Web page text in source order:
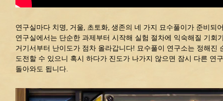
연구실마다 치명, 거울, 초토화, 생존의 네 가지 묘수풀이가 준비되
연구실에서는 단순한 과제부터 시작해 실험 절차에 익숙해질 기회
거기서부터 난이도가 점차 올라갑니다! 묘수풀이 연구소는 정해진
도전할 수 있으니 혹시 하다가 진도가 나가지 않으면 잠시 다른 연
돌아와도 됩니다.